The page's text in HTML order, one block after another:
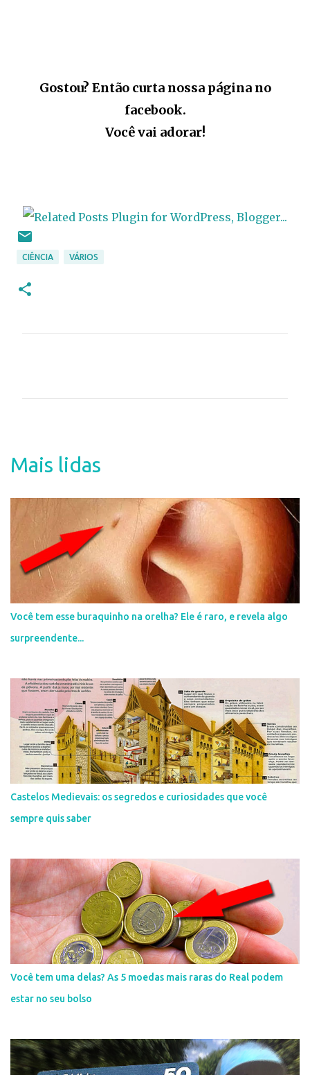
Gostou? Então curta nossa página no
facebook.
Você vai adorar!
CIÊNCIA VÁRIOS
á
i
Mais lidas
Você tem esse buraquinho na orelha? Ele é raro, e revela algo
surpreendente...
Castelos Medievais: os segredos e curiosidades que você
sempre quis saber
Você tem uma delas? As 5 moedas mais raras do Real podem
estar no seu bolso